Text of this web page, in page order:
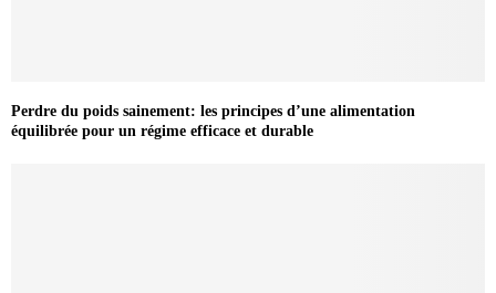
Perdre du poids sainement: les principes d’une alimentation
équilibrée pour un régime efficace et durable